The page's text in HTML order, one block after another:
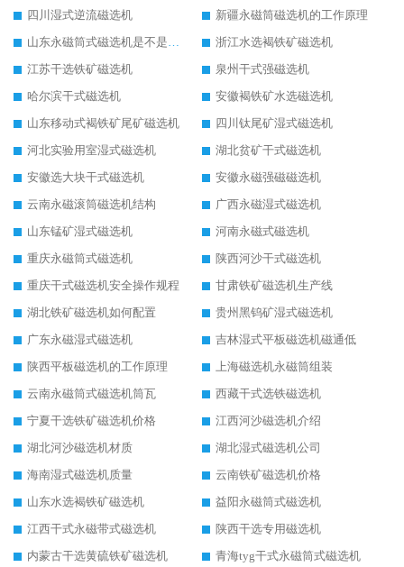
四川湿式逆流磁选机
新疆永磁筒磁选机的工作原理
山东永磁筒式磁选机是不是强磁
浙江水选褐铁矿磁选机
江苏干选铁矿磁选机
泉州干式强磁选机
哈尔滨干式磁选机
安徽褐铁矿水选磁选机
山东移动式褐铁矿尾矿磁选机
四川钛尾矿湿式磁选机
河北实验用室湿式磁选机
湖北贫矿干式磁选机
安徽选大块干式磁选机
安徽永磁强磁磁选机
云南永磁滚筒磁选机结构
广西永磁湿式磁选机
山东锰矿湿式磁选机
河南永磁式磁选机
重庆永磁筒式磁选机
陕西河沙干式磁选机
重庆干式磁选机安全操作规程
甘肃铁矿磁选机生产线
湖北铁矿磁选机如何配置
贵州黑钨矿湿式磁选机
广东永磁湿式磁选机
吉林湿式平板磁选机磁通低
陕西平板磁选机的工作原理
上海磁选机永磁筒组装
云南永磁筒式磁选机筒瓦
西藏干式选铁磁选机
宁夏干选铁矿磁选机价格
江西河沙磁选机介绍
湖北河沙磁选机材质
湖北湿式磁选机公司
海南湿式磁选机质量
云南铁矿磁选机价格
山东水选褐铁矿磁选机
益阳永磁筒式磁选机
江西干式永磁带式磁选机
陕西干选专用磁选机
内蒙古干选黄硫铁矿磁选机
青海tyg干式永磁筒式磁选机